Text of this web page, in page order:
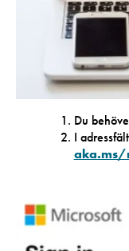
Du
I
aka.ms/